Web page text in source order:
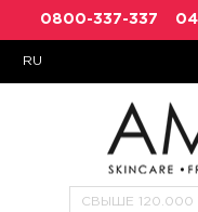
0800-337-337
RU